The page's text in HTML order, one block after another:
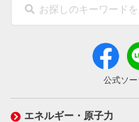
公式ソ
エネルギー・原子力